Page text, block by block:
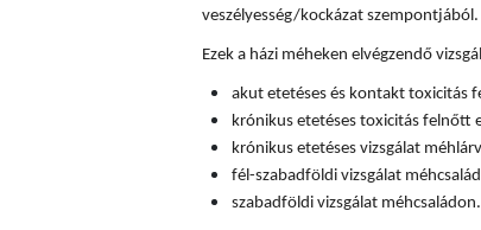
veszélyesség/kockázat szempontjából.
Ezek a házi méheken elvégzendő
akut etetéses és kontakt toxicitás
krónikus etetéses toxicitás felnőtt
krónikus etetéses vizsgálat
fél-szabadföldi vizsgálat
szabadföldi vizsgálat méhcsaládon.